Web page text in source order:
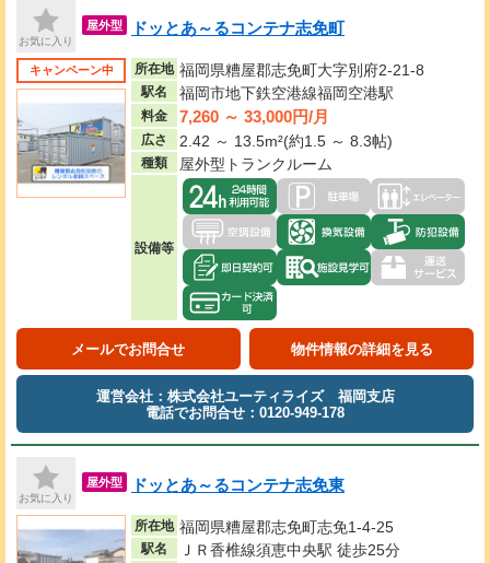
お気に入り
屋外型 ドッとあ～るコンテナ志免町
キャンペーン中 所在地 福岡県糟屋郡志免町大字別府2-21-8
駅名 福岡市地下鉄空港線福岡空港駅
料金 7,260 ～ 33,000円/月
広さ 2.42 ～ 13.5m²(約1.5 ～ 8.3帖)
種類 屋外型トランクルーム
設備等
メールでお問合せ 物件情報の詳細を見る
運営会社：株式会社ユーティライズ 福岡支店
電話でお問合せ：0120-949-178
お気に入り
屋外型 ドッとあ～るコンテナ志免東
所在地 福岡県糟屋郡志免町志免1-4-25
駅名 ＪＲ香椎線須恵中央駅 徒歩25分